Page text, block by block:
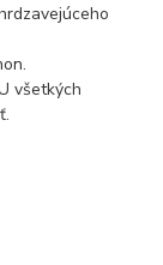
všetkých